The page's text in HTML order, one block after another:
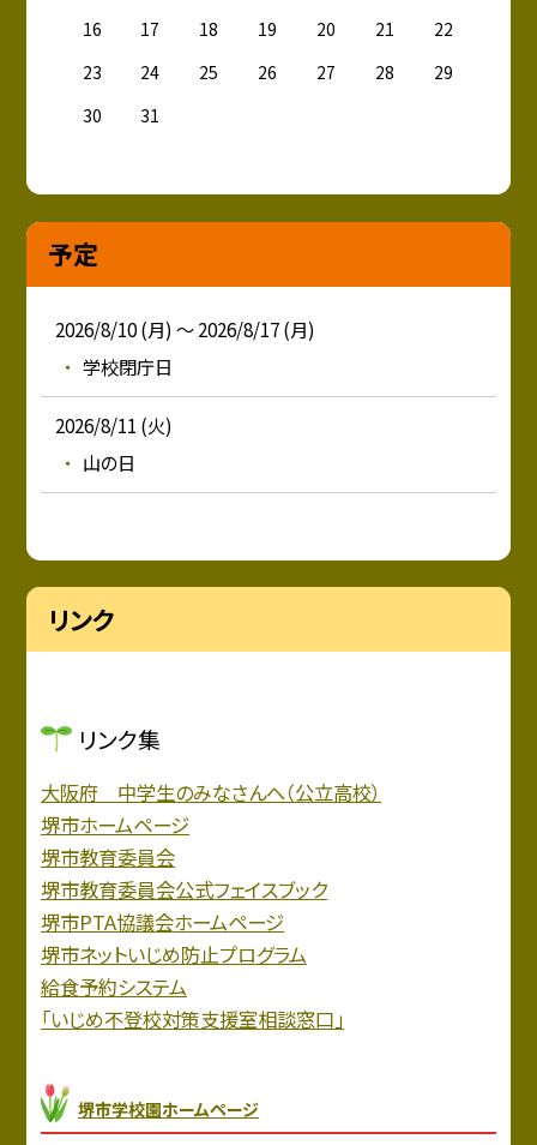
16
17 18 19 20 21
22
23
24 25 26 27 28
29
30
31
予定
2026/8/10 (月) ～ 2026/8/17 (月)
学校閉庁日
2026/8/11 (火)
山の日
リンク
リンク集
大阪府 中学生のみなさんへ（公立高校）
堺市ホームページ
堺市教育委員会
堺市教育委員会公式フェイスブック
堺市PTA協議会ホームページ
堺市ネットいじめ防止プログラム
給食予約システム
「いじめ不登校対策支援室相談窓口」
堺市学校園ホームページ